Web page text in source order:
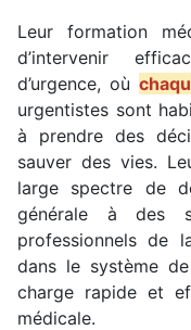
Leur formation
d’intervenir
d’urgence, où
urgentistes sont
à prendre des
sauver des vies.
large spectre de
générale à des
professionnels de
dans le système
charge rapide et
médicale.